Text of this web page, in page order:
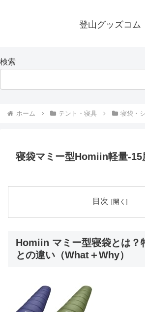
登山グッズコム
検索
ホーム テント・寝具 寝袋・
寝袋マミー型Homiin軽量-15
目次
Homiin マミー型寝袋とは？
との違い（What＋Why）